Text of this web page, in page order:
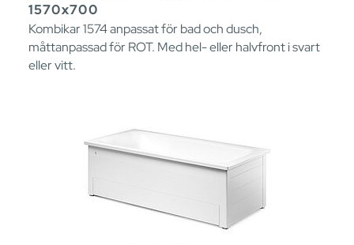
1570x700
Kombikar 1574 anpassat för bad och dusch,
måttanpassad för ROT. Med hel- eller halvfront i svart
eller vitt.